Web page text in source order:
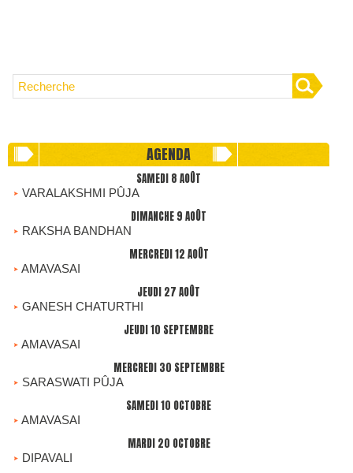
AGENDA
SAMEDI 8 AOÛT
VARALAKSHMI PÛJA
DIMANCHE 9 AOÛT
RAKSHA BANDHAN
MERCREDI 12 AOÛT
AMAVASAI
JEUDI 27 AOÛT
GANESH CHATURTHI
JEUDI 10 SEPTEMBRE
AMAVASAI
MERCREDI 30 SEPTEMBRE
SARASWATI PÛJA
SAMEDI 10 OCTOBRE
AMAVASAI
MARDI 20 OCTOBRE
DIPAVALI